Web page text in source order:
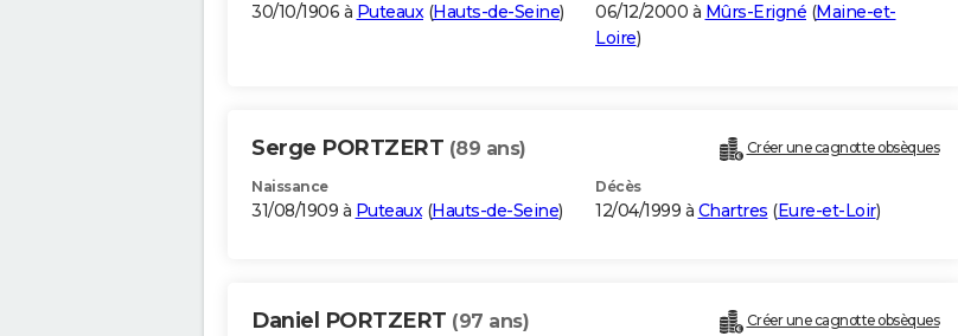
30/10/1906 à Puteaux(Hauts-de-Seine) 06/12/2000 à Mûrs-Erigné (Maine-et-
Loire)
Serge PORTZERT (89 ans) Créer une cagnotte obsèques
Naissance
31/08/1909 à Puteaux(Hauts-de-Seine)
Décès
12/04/1999 à Chartres (Eure-et-Loir)
Daniel PORTZERT (97 ans) Créer une cagnotte obsèques